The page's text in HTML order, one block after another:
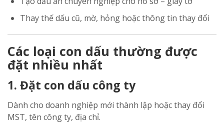
Thay thế dấu cũ, mờ, hỏng hoặc thông tin thay đổi
Các loại con dấu thường được
đặt nhiều nhất
1. Đặt con dấu công ty
Dành cho doanh nghiệp mới thành lập hoặc thay đổi
MST, tên công ty, địa chỉ.